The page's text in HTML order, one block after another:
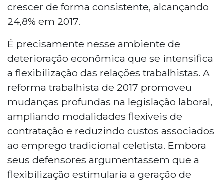
crescer de forma consistente, alcançando
24,8% em 2017.
É precisamente nesse ambiente de
deterioração econômica que se intensifica
a flexibilização das relações trabalhistas. A
reforma trabalhista de 2017 promoveu
mudanças profundas na legislação laboral,
ampliando modalidades flexíveis de
contratação e reduzindo custos associados
ao emprego tradicional celetista. Embora
seus defensores argumentassem que a
flexibilização estimularia a geração de